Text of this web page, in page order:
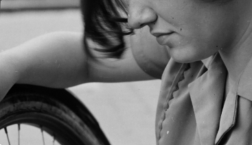
VIII.,Budapest IX.
nézve, szemben az Iparművészeti Múzeum.
1970 · Szabadbattyán
Pokol dűlő, Pokol pince étterem.